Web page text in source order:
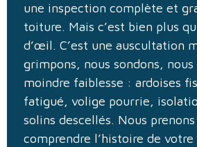
une inspection complète et
toiture. Mais c’est bien plus
d’œil. C’est une auscultation
grimpons, nous sondons,
moindre faiblesse : ardoises
fatigué, volige pourrie,
solins descellés. Nous
comprendre l’histoire de votre